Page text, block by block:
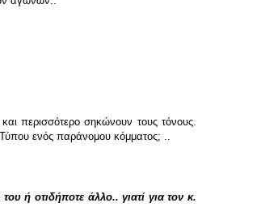
περισσότερο σηκώνουν τους τόνους.
ενός παράνομου κόμματος; ..
ή οτιδήποτε άλλο.. γιατί για τον κ.